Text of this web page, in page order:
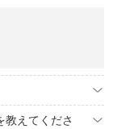
教えてくださ